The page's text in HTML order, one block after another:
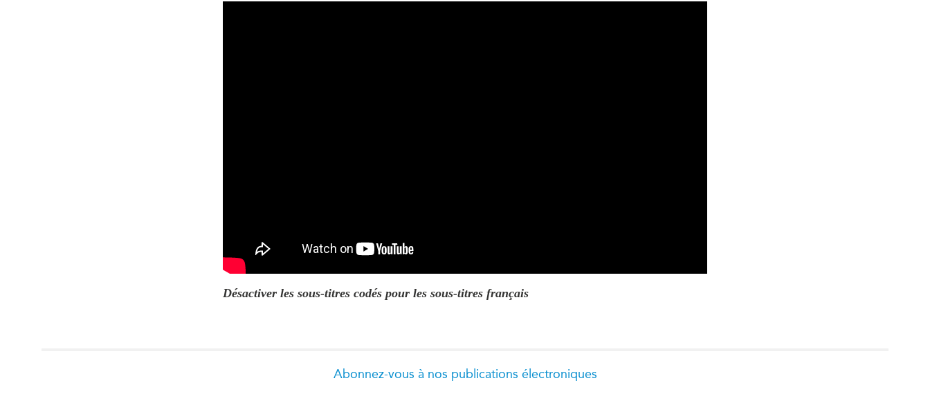
Désactiver les sous-titres codés pour les sous-titres français
Abonnez-vous à nos publications électroniques